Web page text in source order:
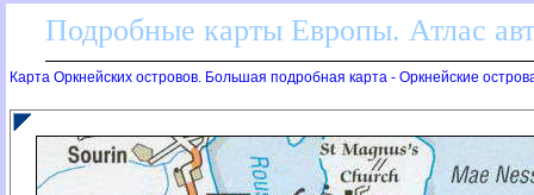
Подробные карты Европы. Атлас
Карта Оркнейских островов. Большая подробная карта - Оркнейские